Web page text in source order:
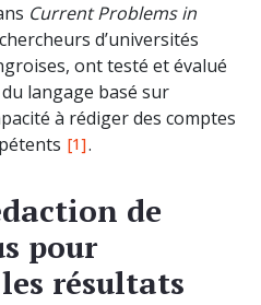
Current Problems in
d’universités
ont testé et évalué
langage basé sur
à rédiger des comptes
[1].
de
pour
résultats